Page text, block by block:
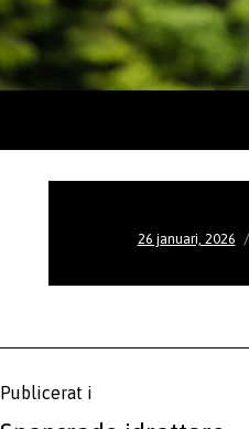
Publicerat
26 januari, 2026
Publicerat i